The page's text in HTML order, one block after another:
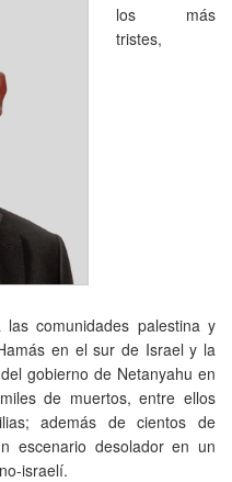
los más
tristes,
comunidades palestina y
en el sur de Israel y la
gobierno de Netanyahu en
de muertos, entre ellos
además de cientos de
escenario desolador en un
israelí.